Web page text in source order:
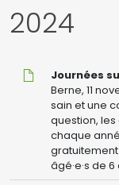
2024
Journées
suisses
Journées
Berne, 11
sain et une
question, les
chaque
gratuitement
âgé·e·s de 6